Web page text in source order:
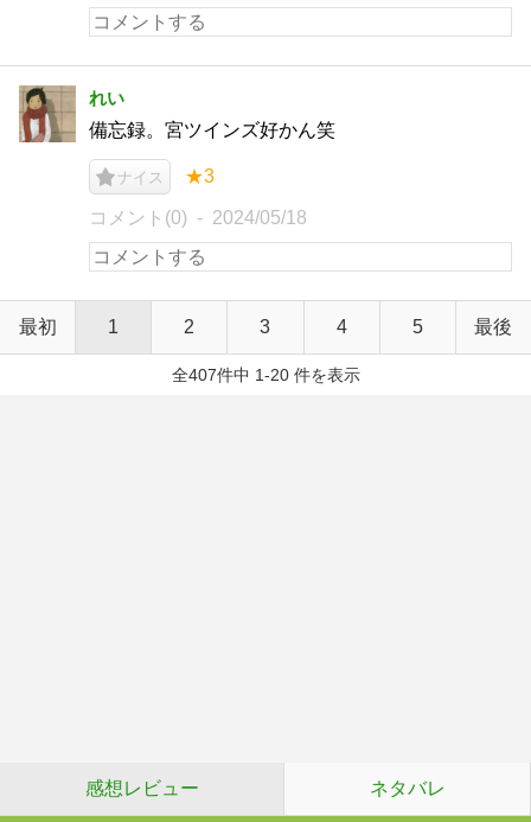
れい
備忘録。宮ツインズ好かん笑
ナイス ★3
コメント(0) 2024/05/18
最初 1 2 3 4 5 最後
全407件中 1-20 件を表示
感想レビュー ネタバレ